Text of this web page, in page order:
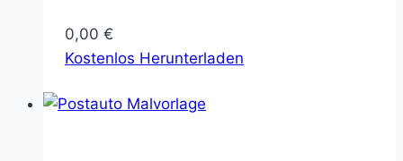
0,00 €
Kostenlos Herunterladen